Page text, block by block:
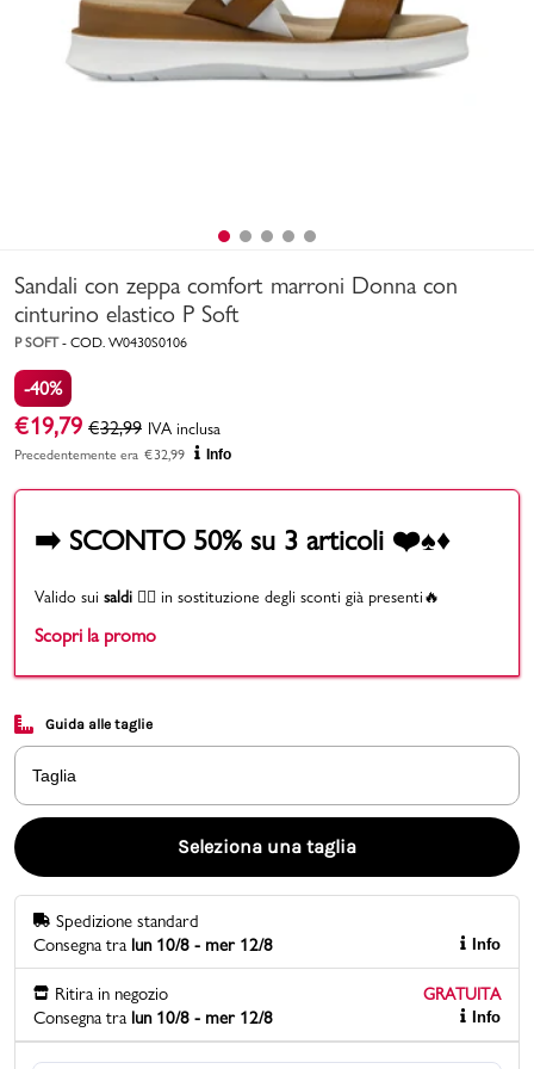
Bambino
Marchi
Carrello
Promo & News
negozi
pcard
Gift card
Sandali con zeppa comfort marroni Donna con
cinturino elastico P Soft
P SOFT- COD. W0430S0106
-40%
€19,79 €32,99 IVA inclusa
Precedentemente era €32,99 Info
➡️ SCONTO 50% su 3 articoli ❤️♠️♦️
Valido sui saldi 👉🏻 in sostituzione degli sconti già presenti🔥
Scopri la promo
Guida alle taglie
Taglia
Seleziona una taglia
Spedizione standard
Consegna tra lun 10/8 - mer 12/8 Info
Ritira in negozio
GRATUITA
Consegna tra lun 10/8 - mer 12/8 Info